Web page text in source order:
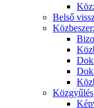
Belső
Közgyűlés